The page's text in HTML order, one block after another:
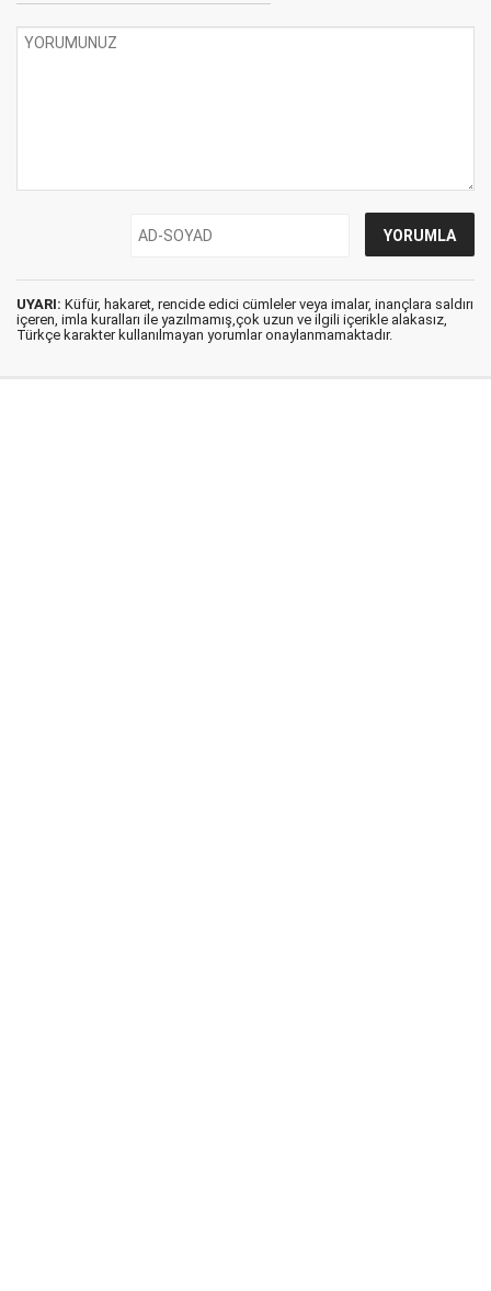
UYARI: Küfür, hakaret, rencide edici cümleler veya imalar, inançlara saldırı
içeren, imla kuralları ile yazılmamış,çok uzun ve ilgili içerikle alakasız,
Türkçe karakter kullanılmayan yorumlar onaylanmamaktadır.